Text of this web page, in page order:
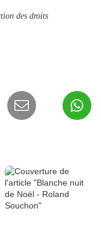
des droits